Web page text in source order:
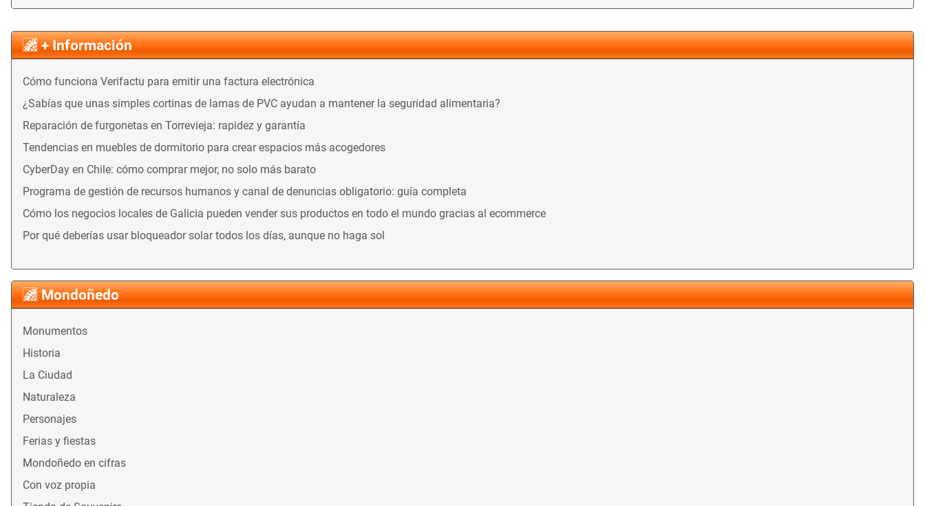
Mondoñedo
Monumentos
Historia
La Ciudad
Naturaleza
Personajes
Ferias y fiestas
Mondoñedo en cifras
Con voz propia
+ Información
Cómo funciona Verifactu para emitir una factura electrónica
¿Sabías que unas simples cortinas de lamas de PVC ayudan a mantener la seguridad alimentaria?
Reparación de furgonetas en Torrevieja: rapidez y garantía
Tendencias en muebles de dormitorio para crear espacios más acogedores
CyberDay en Chile: cómo comprar mejor, no solo más barato
Programa de gestión de recursos humanos y canal de denuncias obligatorio: guía completa
Cómo los negocios locales de Galicia pueden vender sus productos en todo el mundo gracias al ecommerce
Por qué deberías usar bloqueador solar todos los días, aunque no haga sol